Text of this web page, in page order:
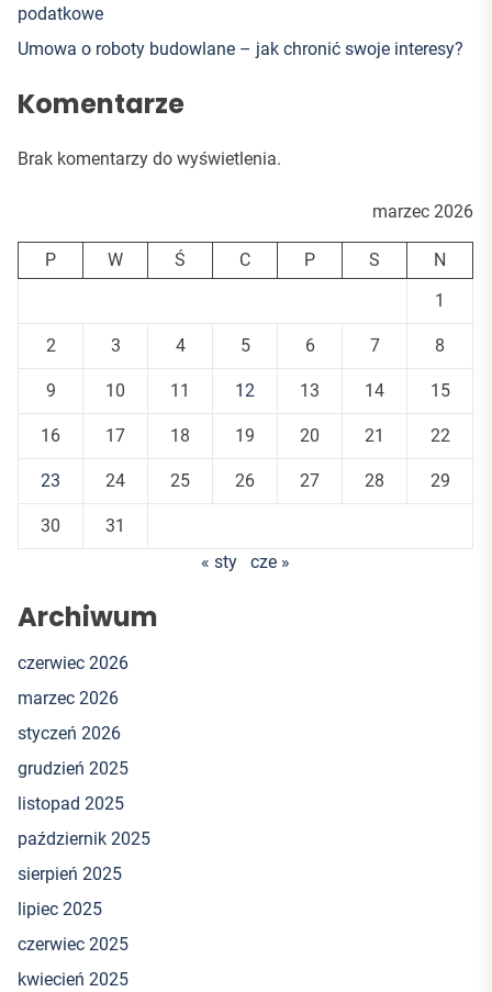
podatkowe
Umowa o roboty budowlane – jak chronić swoje interesy?
Komentarze
Brak komentarzy do wyświetlenia.
marzec 2026
P W Ś C P S
N
1
2 3 4 5 6 7 8
9 10 11 12 13 14 15
16 17 18 19 20 21 22
23 24 25 26 27 28 29
30
31
« sty
cze »
Archiwum
czerwiec 2026
marzec 2026
styczeń 2026
grudzień 2025
listopad 2025
październik 2025
sierpień 2025
lipiec 2025
czerwiec 2025
kwiecień 2025